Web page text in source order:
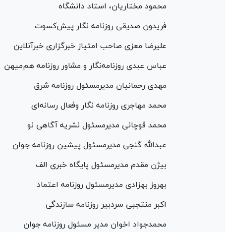
محمود مختاریان، استاد دانشگاه
فریدون صدیقی روزنامه نگار پیش‌کسوت
علیرضا معزی صاحب امتیاز خبرگزاری خبرآنلاین
عباس عبدی روزنامه‌نگار و مشاور روزنامه هم‌میهن
مهدی رحمانیان مدیرمسئول روزنامه شرق
محمد مهاجری روزنامه نگار وفعال رسانه‌ای
محمد قوچانی مدیرمسئول نشریه آگاهی نو
عبدالله گنجی مدیرمسئول پیشین روزنامه جوان
بیژن مقدم مدیرمسئول پایگاه خبری الف
بهروز بهزادی مدیرمسئول روزنامه اعتماد
اکبر منتجبی سردبیر روزنامه سازندگی
محمدجواد اخوان مدیر مسئول روزنامه جوان